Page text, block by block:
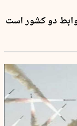
دو کشور است